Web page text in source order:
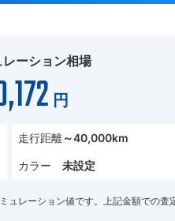
ーション相場
円
走行距離～40,000km
カラー 未設定
ュレーション値です。上記金額での査